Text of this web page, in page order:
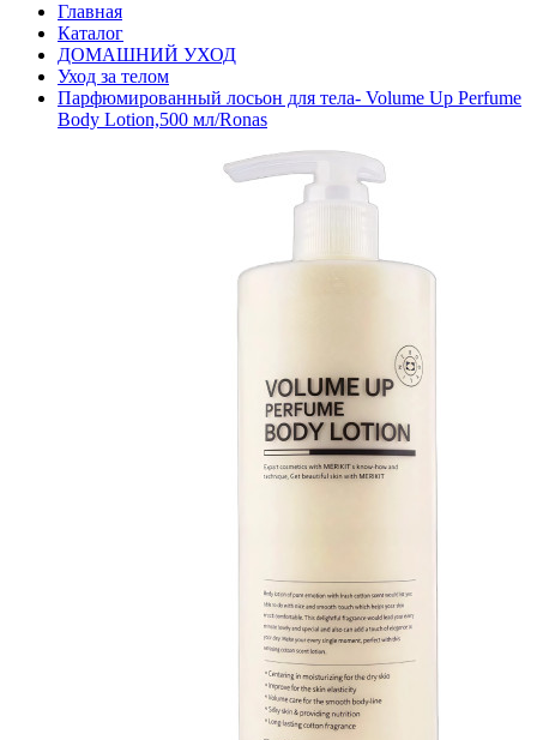
Главная
Каталог
ДОМАШНИЙ УХОД
Уход за телом
Парфюмированный лосьон для тела- Volume Up Perfume
Body Lotion,500 мл/Ronas